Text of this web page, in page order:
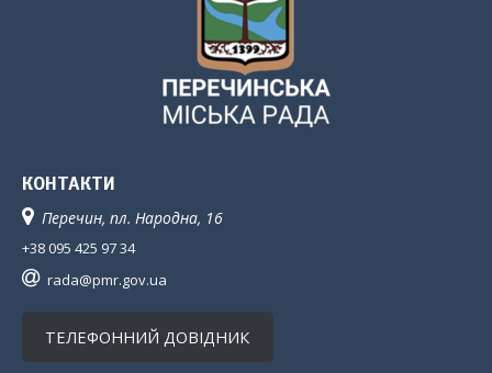
КОНТАКТИ
Перечин, пл. Народна, 16
+38 095 425 97 34
rada@pmr.gov.ua
ТЕЛЕФОННИЙ ДОВІДНИК